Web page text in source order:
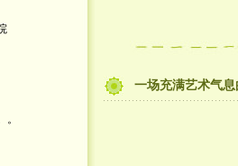
一场充满艺术气